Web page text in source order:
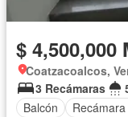
$ 4,500,000
Coatzacoalcos,
3 Recámaras
Balcón